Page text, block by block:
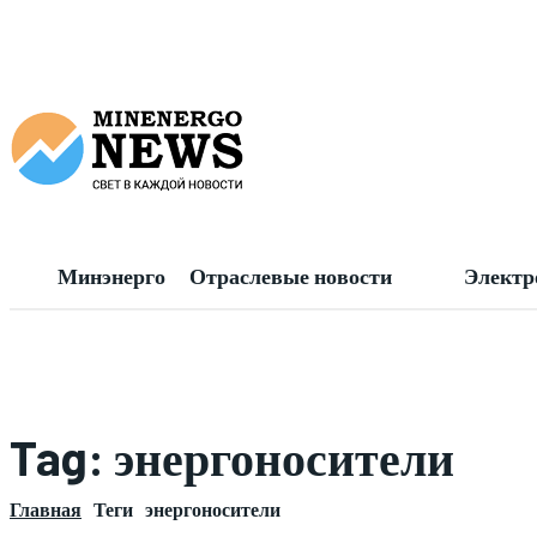
Минэнерго Отраслевые новости
Tag: энергоносители
Главная Теги энергоносители